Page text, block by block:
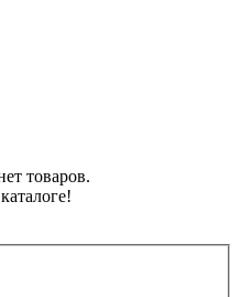
товаров.